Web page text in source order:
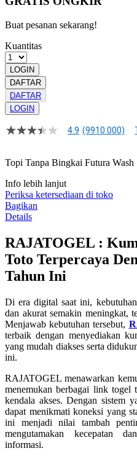
Buat pesanan sekarang!
Kuantitas
LOGIN
DAFTAR
DAFTAR
LOGIN
4.9
bintang,
rating
rata-
rata.
Read
13
Tautan
halaman
yang
sama.
4.9 (9910.000)
Topi Tanpa Bingkai Futura Wash
Info lebih lanjut
Periksa ketersediaan di toko
Bagikan
Details
RAJATOGEL :
Toto Terpercaya
Tahun Ini
Di era digital saat ini,
dan akurat semakin meningkat,
Menjawab kebutuhan tersebut,
terbaik dengan menyediakan
yang mudah diakses serta
ini.
RAJATOGEL menawarkan
menemukan berbagai link togel
kendala akses. Dengan sistem
dapat menikmati koneksi yang
ini menjadi nilai tambah
mengutamakan kecepatan
informasi.